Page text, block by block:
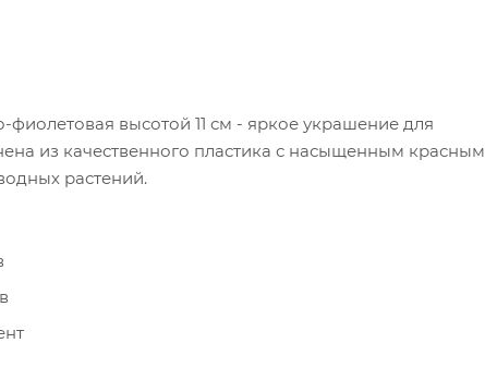
высотой 11 см - яркое украшение для
из качественного пластика с насыщенным красным
растений.